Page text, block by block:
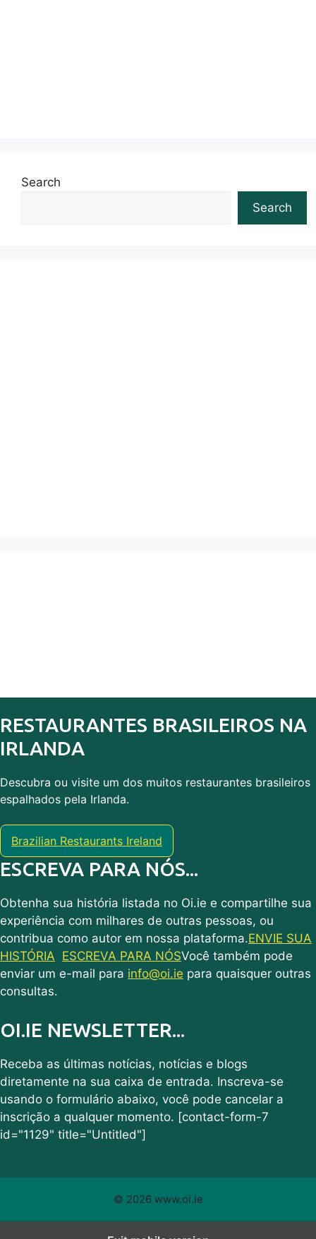
Search
Search
RESTAURANTES BRASILEIROS NA
IRLANDA
Descubra ou visite um dos muitos restaurantes brasileiros
espalhados pela Irlanda.
Brazilian Restaurants Ireland
ESCREVA PARA NÓS...
Obtenha sua história listada no Oi.ie e compartilhe sua
experiência com milhares de outras pessoas, ou
contribua como autor em nossa plataforma.ENVIE SUA
HISTÓRIA ESCREVA PARA NÓSVocê também pode
enviar um e-mail para info@oi.ie para quaisquer outras
consultas.
OI.IE NEWSLETTER...
Receba as últimas notícias, notícias e blogs
diretamente na sua caixa de entrada. Inscreva-se
usando o formulário abaixo, você pode cancelar a
inscrição a qualquer momento. [contact-form-7
id="1129" title="Untitled"]
© 2026 www.oi.ie